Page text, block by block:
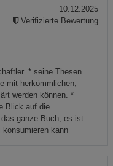
* seine Thesen
mit herkömmlichen,
werden können. *
Blick auf die
ganze Buch, es ist
konsumieren kann
10.12.2025
Verifizierte Bewertung